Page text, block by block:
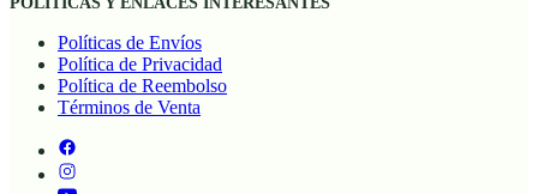
Políticas de Envíos
Política de Privacidad
Política de Reembolso
Términos de Venta